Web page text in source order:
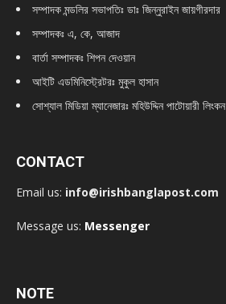
সম্পাদক মন্ডলির সভাপতিঃ ডাঃ জিন্নুরাইন জায়গীরদার
সম্পাদকঃ এ, কে, আজাদ
বার্তা সম্পাদকঃ শিপন দেওয়ান
আইটি এডমিনিস্ট্রেটরঃ মুকুল হাসান
সোশ্যাল মিডিয়া ম্যানেজারঃ মহিউদ্দিন পাটোয়ারী লিংকন
CONTACT
Email us: info@irishbanglapost.com
Message us: Messenger
NOTE